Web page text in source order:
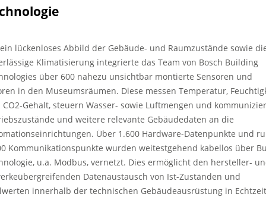
lückenloses Abbild der Gebäude- und Raumzustände sowie
Klimatisierung integrierte das Team von Bosch Building
über 600 nahezu unsichtbar montierte Sensoren und
in den Museumsräumen. Diese messen Temperatur,
Gehalt, steuern Wasser- sowie Luftmengen und
und weitere relevante Gebäudedaten an die
Über 1.600 Hardware-Datenpunkte und
Kommunikationspunkte wurden weitestgehend kabellos über
u.a. Modbus, vernetzt. Dies ermöglicht den hersteller-
Datenaustausch von Ist-Zuständen und
innerhalb der technischen Gebäudeausrüstung in